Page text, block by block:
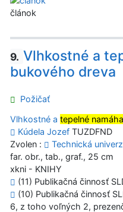
článok
9. Vlhkostné a
bukového dreva
Požičať
Vlhkostné a tepelné
Kúdela Jozef TUZDFND
Zvolen :
Technická
far. obr., tab., graf., 25 cm
xkni - KNIHY
(11) Publikačná činnosť
(10) Publikačná činnosť
6, z toho voľných 2,